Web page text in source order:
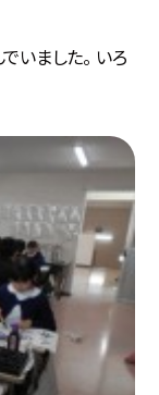
いました。 いろ